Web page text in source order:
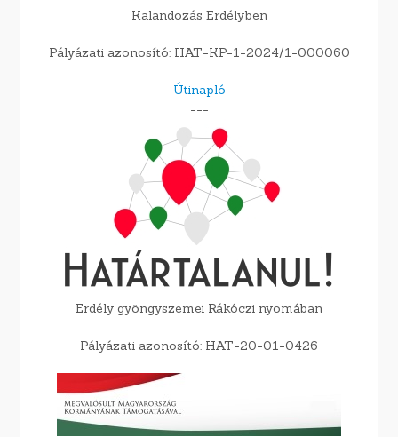
Kalandozás Erdélyben
Pályázati azonosító: HAT-KP-1-2024/1-000060
Útinapló
---
Erdély gyöngyszemei Rákóczi nyomában
Pályázati azonosító: HAT-20-01-0426